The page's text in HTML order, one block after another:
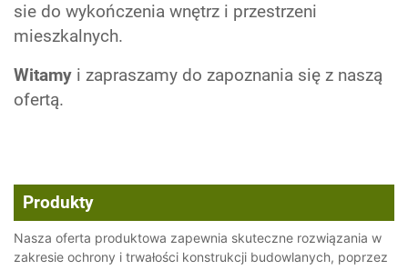
sie do wykończenia wnętrz i przestrzeni
mieszkalnych.
Witamy i zapraszamy do zapoznania się z naszą
ofertą.
Produkty
Nasza oferta produktowa zapewnia skuteczne rozwiązania w
zakresie ochrony i trwałości konstrukcji budowlanych, poprzez